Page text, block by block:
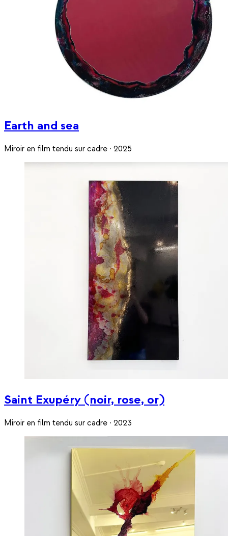
Earth and sea
Miroir en film tendu sur cadre · 2025
Saint Exupéry (noir, rose, or)
Miroir en film tendu sur cadre · 2023